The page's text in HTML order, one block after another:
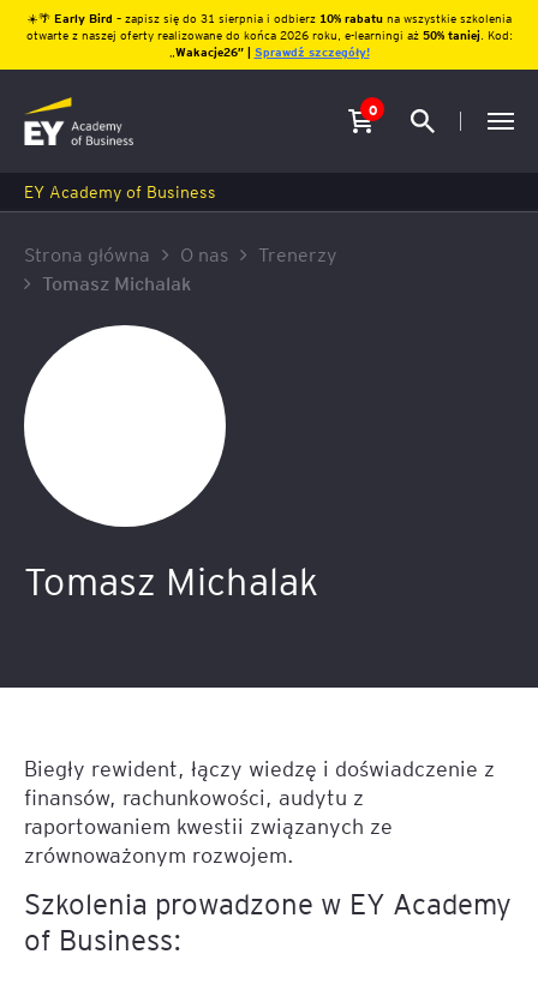
☀️🌴 Early Bird – zapisz się do 31 sierpnia i odbierz10% rabatu na wszystkie szkolenia
otwarte z naszej oferty realizowane do końca 2026 roku, e-learningi aż 50% taniej. Kod:
Wakacje26″ | Sprawdź szczegóły!
0
EY Academy of Business
Strona główna O nas
Trenerzy
Tomasz Michalak
Tomasz Michalak
Biegły rewident, łączy wiedzę i doświadczenie z
finansów, rachunkowości, audytu z
raportowaniem kwestii związanych ze
zrównoważonym rozwojem.
Szkolenia prowadzone w EY Academy
of Business: